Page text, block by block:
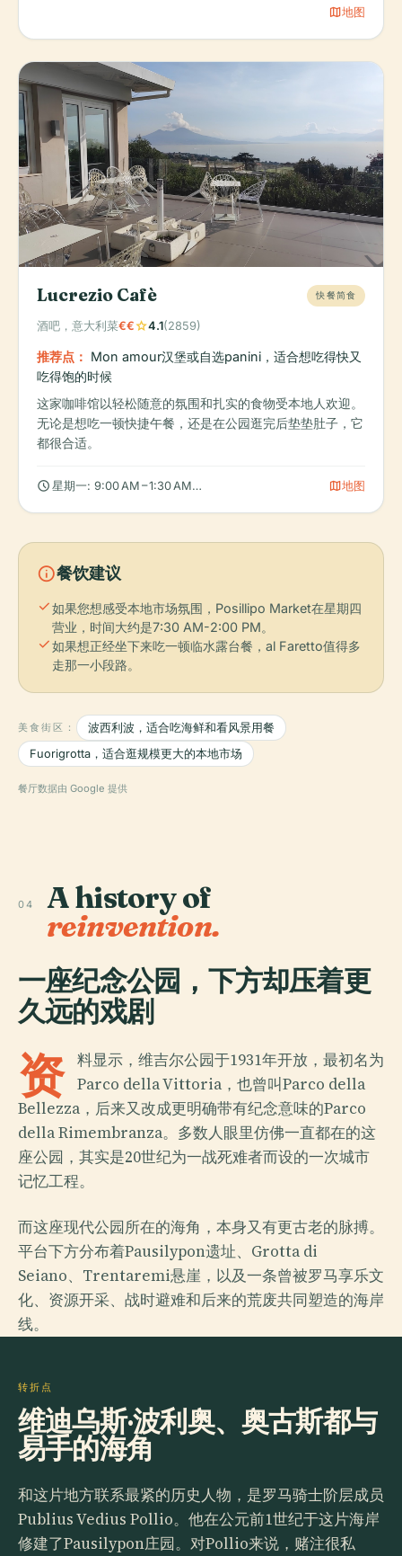
map地图
Lucrezio Cafè 快餐简食
酒吧，意大利菜€€star4.1(2859)
推荐点： Mon amour汉堡或自选panini，适合想吃得快又
吃得饱的时候
这家咖啡馆以轻松随意的氛围和扎实的食物受本地人欢迎。
无论是想吃一顿快捷午餐，还是在公园逛完后垫垫肚子，它
都很合适。
schedule 星期一: 9:00 AM – 1:30 AM, 星期二: 9:00 AM – 1:30 AM, 星期三:
map地图
info餐饮建议
check如果您想感受本地市场氛围，Posillipo Market在星期四
营业，时间大约是7:30 AM-2:00 PM。
check如果想正经坐下来吃一顿临水露台餐，al Faretto值得多
走那一小段路。
美食街区：
波西利波，适合吃海鲜和看风景用餐
Fuorigrotta，适合逛规模更大的本地市场
餐厅数据由 Google 提供
04 A history of
reinvention.
一座纪念公园，下方却压着更
久远的戏剧
资 料显示，维吉尔公园于1931年开放，最初名为
Parco della Vittoria，也曾叫Parco della
Bellezza，后来又改成更明确带有纪念意味的Parco
della Rimembranza。多数人眼里仿佛一直都在的这
座公园，其实是20世纪为一战死难者而设的一次城市
记忆工程。
而这座现代公园所在的海角，本身又有更古老的脉搏。
平台下方分布着Pausilypon遗址、Grotta di
Seiano、Trentaremi悬崖，以及一条曾被罗马享乐文
化、资源开采、战时避难和后来的荒废共同塑造的海岸
线。
转折点
维迪乌斯·波利奥、奥古斯都与
易手的海角
和这片地方联系最紧的历史人物，是罗马骑士阶层成员
Publius Vedius Pollio。他在公元前1世纪于这片海岸
修建了Pausilypon庄园。对Pollio来说，赌注很私